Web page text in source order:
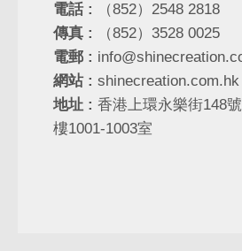
電話 :
（852）2548 2818
傳真 :
（852）3528 0025
電郵 :
網站 : shinecreation.com.hk
地址 : 香港上環永樂街148
樓1001-1003室